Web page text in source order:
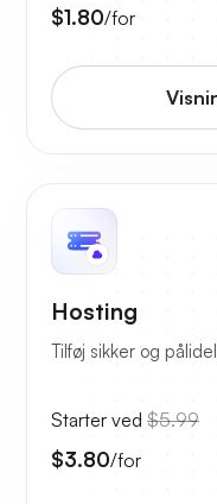
$1.80/for
Hosting
Tilføj sikker og
Starter ved $5.99
$3.80/for